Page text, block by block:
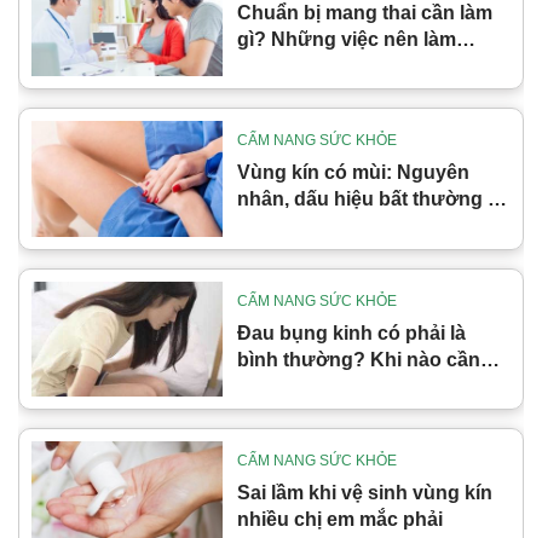
Chuẩn bị mang thai cần làm
gì? Những việc nên làm
CẨM NANG SỨC KHỎE
Vùng kín có mùi: Nguyên
nhân, dấu hiệu bất thường và
CẨM NANG SỨC KHỎE
Đau bụng kinh có phải là
bình thường? Khi nào cần
CẨM NANG SỨC KHỎE
Sai lầm khi vệ sinh vùng kín
nhiều chị em mắc phải